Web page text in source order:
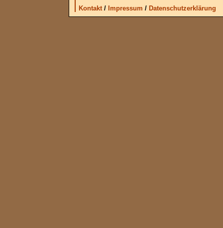
Kontakt/ Impressum / Datenschutzerklärung